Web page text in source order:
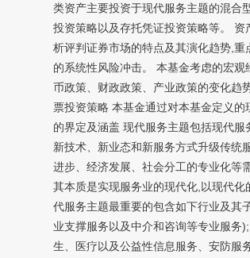
类资产主要投资于现代服务主题的混合
投资策略以及存托凭证投资策略等。
析评判证券市场的特点及其演化趋势,
的系统性风险冲击。 本基金考虑的宏
币政策、财政政策、产业政策的变化趋
票投资策略 本基金通过对本基金定义
的界定及涵盖 现代服务主题包括现代
新技术、新业态和新服务方式升级传统
进步、经济发展、社会分工的专业化等
其本质是实现服务业的现代化,以现代
代服务主题最重要的包含如下行业及其
业支撑服务以及中介和咨询等专业服务
生、医疗以及公益性信息服务、安防服